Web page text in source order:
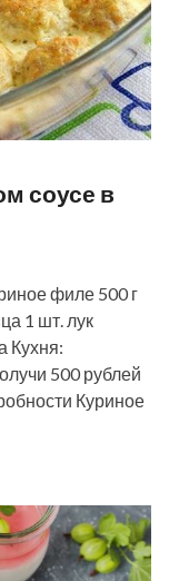
соусе в
филе 500 г
1 шт. лук
Кухня:
500 рублей
Куриное